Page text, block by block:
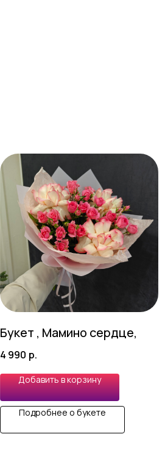
Букет , Мамино сердце,
4 990 р.
Добавить в корзину
Подробнее о букете